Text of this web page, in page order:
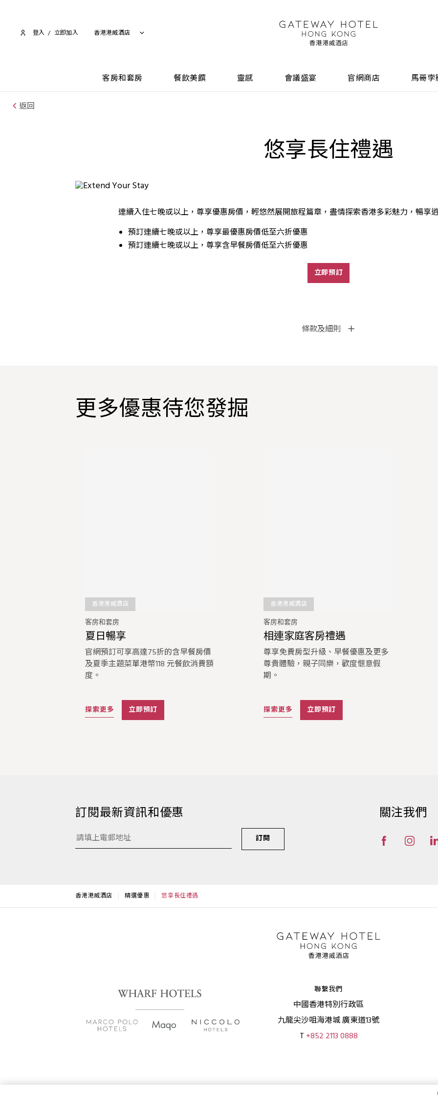
登入 / 立即加入​ 香港港威酒店
客房和套房 餐飲美饌 靈感 會議盛宴 官網商店 馬哥孛
返回
悠享長住禮遇
連續入住七晚或以上，尊享優惠房價，輕悠然展開旅程篇章，盡情探索香港多彩魅力，暢享
預訂連續七晚或以上，尊享最優惠房價低至六折優惠
預訂連續七晚或以上，尊享含早餐房價低至六折優惠
立即預訂
條款及細則
更多優惠待您發掘
香港港威酒店
客房和套房
夏日暢享
官網預訂可享高達75折的含早餐房價
及夏季主題菜單港幣118 元餐飲消費額
度。
探索更多 立即預訂
香港港威酒店
客房和套房
相連家庭客房禮遇
尊享免費房型升級、早餐優惠及更多
尊貴體驗，親子同樂，歡度愜意假
期。
探索更多 立即預訂
訂閱最新資訊和優惠
訂閱
關注我們
香港港威酒店 精選優惠 悠享長住禮遇
聯繫我們
中國香港特別行政區
九龍尖沙咀海港城 廣東道13號
T +852 2113 0888